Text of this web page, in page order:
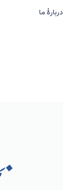
دربارهٔ ما